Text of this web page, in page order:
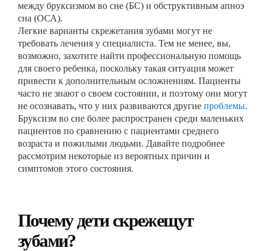
между бруксизмом во сне (БС) и обструктивным апноэ
сна (ОСА).
Легкие варианты скрежетания зубами могут не
требовать лечения у специалиста. Тем не менее, вы,
возможно, захотите найти профессиональную помощь
для своего ребенка, поскольку такая ситуация может
привести к дополнительным осложнениям. Пациенты
часто не знают о своем состоянии, и поэтому они могут
не осознавать, что у них развиваются другие проблемы.
Бруксизм во сне более распространен среди маленьких
пациентов по сравнению с пациентами среднего
возраста и пожилыми людьми. Давайте подробнее
рассмотрим некоторые из вероятных причин и
симптомов этого состояния.
Почему дети скрежещут
зубами?